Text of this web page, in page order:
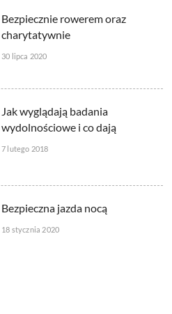
Bezpiecznie rowerem oraz
charytatywnie
30 lipca 2020
Jak wyglądają badania
wydolnościowe i co dają
7 lutego 2018
Bezpieczna jazda nocą
18 stycznia 2020